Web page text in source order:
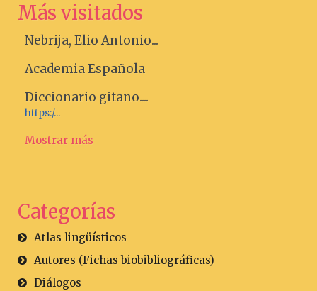
Más visitados
Nebrija, Elio Antonio...
Academia Española
Diccionario gitano....
https:/...
Mostrar más
Categorías
Atlas lingüísticos
Autores (Fichas biobibliográficas)
Diálogos